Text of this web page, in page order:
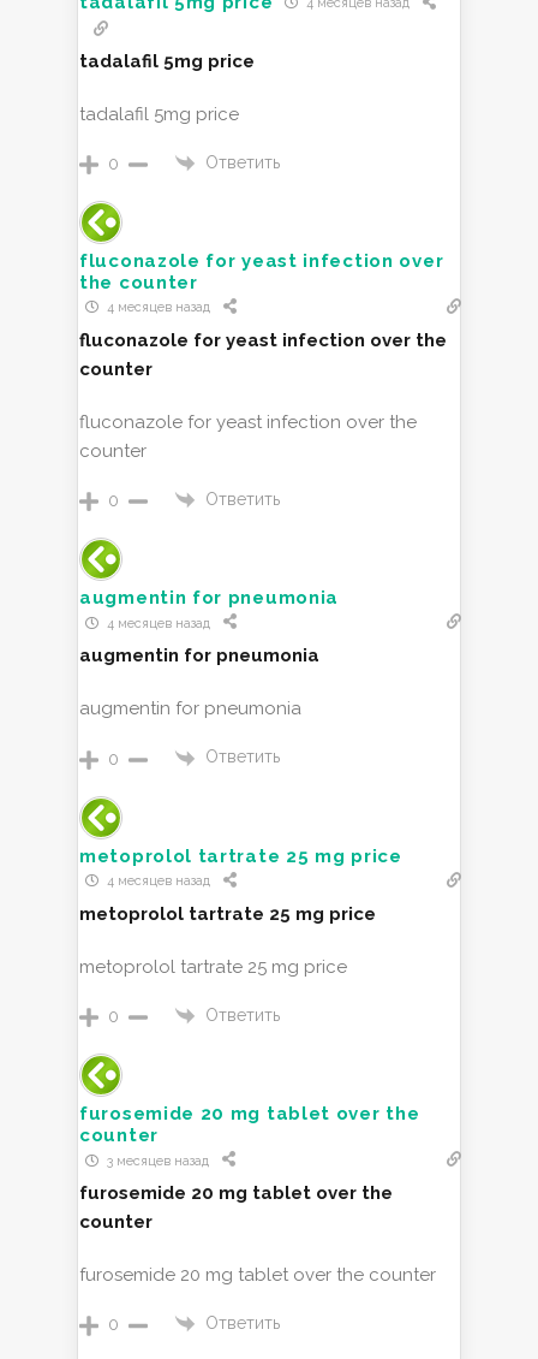
4 месяцев назад
tadalafil 5mg price
tadalafil 5mg price
0 Ответить
fluconazole for yeast infection over
the counter
4 месяцев назад
fluconazole for yeast infection over the
counter
fluconazole for yeast infection over the
counter
0 Ответить
augmentin for pneumonia
4 месяцев назад
augmentin for pneumonia
augmentin for pneumonia
0 Ответить
metoprolol tartrate 25 mg price
4 месяцев назад
metoprolol tartrate 25 mg price
metoprolol tartrate 25 mg price
0 Ответить
furosemide 20 mg tablet over the
counter
3 месяцев назад
furosemide 20 mg tablet over the
counter
furosemide 20 mg tablet over the counter
0 Ответить